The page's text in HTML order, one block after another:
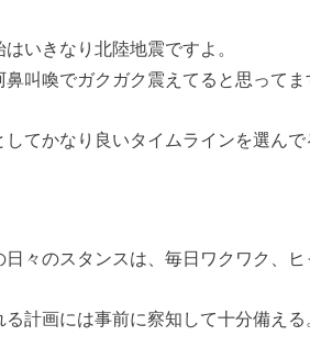
いきなり北陸地震ですよ。
叫喚でガクガク震えてると思ってま
てかなり良いタイムラインを選んで
々のスタンスは、毎日ワクワク、ヒ
計画には事前に察知して十分備える